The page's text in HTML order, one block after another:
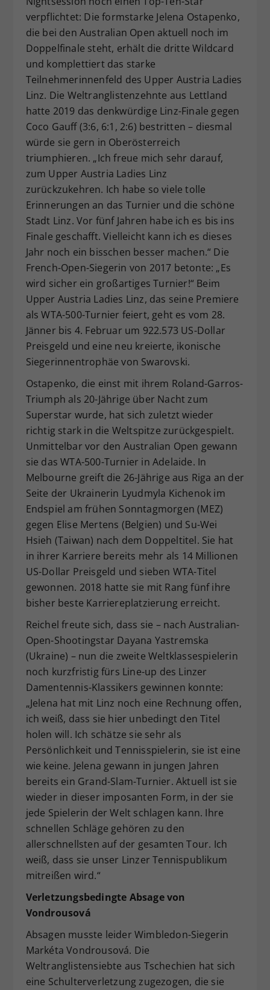
verpflichtet: Die formstarke Jelena Ostapenko,
die bei den Australian Open aktuell noch im
Doppelfinale steht, erhält die dritte Wildcard
und komplettiert das starke
Teilnehmerinnenfeld des Upper Austria Ladies
Linz. Die Weltranglistenzehnte aus Lettland
hatte 2019 das denkwürdige Linz-Finale gegen
Coco Gauff (3:6, 6:1, 2:6) bestritten – diesmal
würde sie gern in Oberösterreich
triumphieren. „Ich freue mich sehr darauf,
zum Upper Austria Ladies Linz
zurückzukehren. Ich habe so viele tolle
Erinnerungen an das Turnier und die schöne
Stadt Linz. Vor fünf Jahren habe ich es bis ins
Finale geschafft. Vielleicht kann ich es dieses
Jahr noch ein bisschen besser machen.“ Die
French-Open-Siegerin von 2017 betonte: „Es
wird sicher ein großartiges Turnier!“ Beim
Upper Austria Ladies Linz, das seine Premiere
als WTA-500-Turnier feiert, geht es vom 28.
Jänner bis 4. Februar um 922.573 US-Dollar
Preisgeld und eine neu kreierte, ikonische
Siegerinnentrophäe von Swarovski.
Ostapenko, die einst mit ihrem Roland-Garros-
Triumph als 20-Jährige über Nacht zum
Superstar wurde, hat sich zuletzt wieder
richtig stark in die Weltspitze zurückgespielt.
Unmittelbar vor den Australian Open gewann
sie das WTA-500-Turnier in Adelaide. In
Melbourne greift die 26-Jährige aus Riga an der
Seite der Ukrainerin Lyudmyla Kichenok im
Endspiel am frühen Sonntagmorgen (MEZ)
gegen Elise Mertens (Belgien) und Su-Wei
Hsieh (Taiwan) nach dem Doppeltitel. Sie hat
in ihrer Karriere bereits mehr als 14 Millionen
US-Dollar Preisgeld und sieben WTA-Titel
gewonnen. 2018 hatte sie mit Rang fünf ihre
bisher beste Karriereplatzierung erreicht.
Reichel freute sich, dass sie – nach Australian-
Open-Shootingstar Dayana Yastremska
(Ukraine) – nun die zweite Weltklassespielerin
noch kurzfristig fürs Line-up des Linzer
Damentennis-Klassikers gewinnen konnte:
„Jelena hat mit Linz noch eine Rechnung offen,
ich weiß, dass sie hier unbedingt den Titel
holen will. Ich schätze sie sehr als
Persönlichkeit und Tennisspielerin, sie ist eine
wie keine. Jelena gewann in jungen Jahren
bereits ein Grand-Slam-Turnier. Aktuell ist sie
wieder in dieser imposanten Form, in der sie
jede Spielerin der Welt schlagen kann. Ihre
schnellen Schläge gehören zu den
allerschnellsten auf der gesamten Tour. Ich
weiß, dass sie unser Linzer Tennispublikum
mitreißen wird.“
Verletzungsbedingte Absage von
Vondrousová
Absagen musste leider Wimbledon-Siegerin
Markéta Vondrousová. Die
Weltranglistensiebte aus Tschechien hat sich
eine Schulterverletzung zugezogen, die sie
Zweck
Dieser Wert speichert Ihre Consent-
Einstellungen. Unter anderem eine
zufällig generierte ID, für die
historische Speicherung Ihrer
vorgenommen Einstellungen, falls der
Webseiten-Betreiber dies eingestellt
hat.